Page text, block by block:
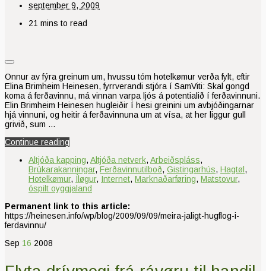
september 9, 2009
21 mins to read
Onnur av fýra greinum um, hvussu tóm hotelkømur verða fylt, eftir
Elina Brimheim Heinesen, fyrrverandi stjóra í SamViti: Skal gongd
koma á ferðavinnu, má vinnan varpa ljós á potentialið í ferðavinnuni.
Elin Brimheim Heinesen hugleiðir í hesi greinini um avbjóðingarnar
hjá vinnuni, og heitir á ferðavinnuna um at vísa, at her liggur gull
grivið, sum …
Continue reading
Altjóða kapping, Altjóða netverk, Arbeiðspláss,
Brúkarakanningar, Ferðavinnutilboð, Gistingarhús, Hagtøl ,
Hotelkømur, Íløgur, Internet, Marknaðarføring, Matstovur,
óspilt oyggjaland
Permanent link to this article:
https://heinesen.info/wp/blog/2009/09/09/meira-jaligt-hugflog-i-
ferdavinnu/
Sep 16 2008